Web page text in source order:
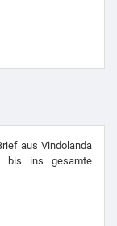
aus Vindolanda
bis ins gesamte